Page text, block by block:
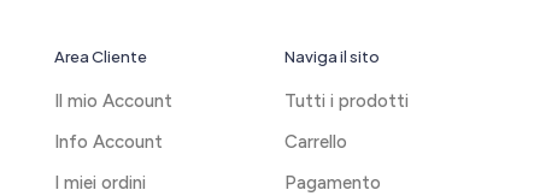
Area Cliente
Il mio Account
Info Account
I miei ordini
Naviga il sito
Tutti i prodotti
Carrello
Pagamento